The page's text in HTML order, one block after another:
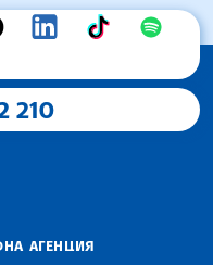
210
АГЕНЦИЯ